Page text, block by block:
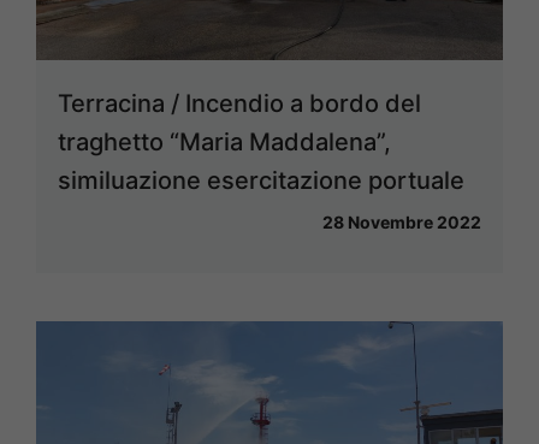
Terracina / Incendio a bordo del
traghetto “Maria Maddalena”,
similuazione esercitazione portuale
28 Novembre 2022